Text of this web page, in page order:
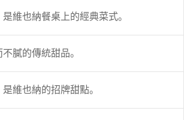
維也納餐桌上的經典菜式。
膩的傳統甜品。
維也納的招牌甜點。